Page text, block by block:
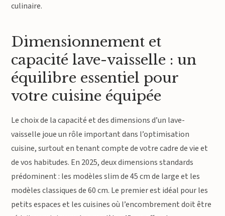
culinaire.
Dimensionnement et
capacité lave-vaisselle : un
équilibre essentiel pour
votre cuisine équipée
Le choix de la capacité et des dimensions d’un lave-
vaisselle joue un rôle important dans l’optimisation
cuisine, surtout en tenant compte de votre cadre de vie et
de vos habitudes. En 2025, deux dimensions standards
prédominent : les modèles slim de 45 cm de large et les
modèles classiques de 60 cm. Le premier est idéal pour les
petits espaces et les cuisines où l’encombrement doit être